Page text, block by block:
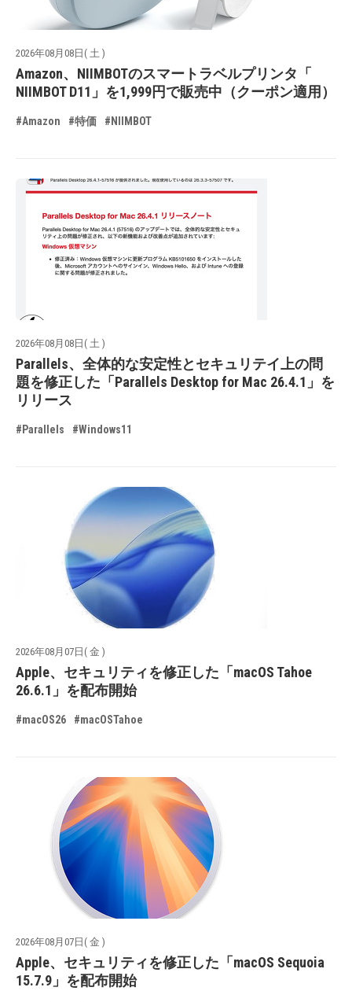
2026年08月08日( 土 )
Amazon、NIIMBOTのスマートラベルプリンタ「
NIIMBOT D11」を1,999円で販売中（クーポン適用）
#Amazon #特価 #NIIMBOT
2026年08月08日( 土 )
Parallels、全体的な安定性とセキュリテイ上の問
題を修正した「Parallels Desktop for Mac 26.4.1」を
リリース
#Parallels #Windows11
2026年08月07日( 金 )
Apple、セキュリティを修正した「macOS Tahoe
26.6.1」を配布開始
#macOS26 #macOSTahoe
2026年08月07日( 金 )
Apple、セキュリティを修正した「macOS Sequoia
15.7.9」を配布開始